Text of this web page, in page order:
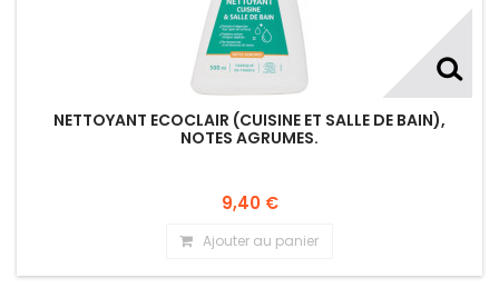
NETTOYANT ECOCLAIR (CUISINE ET SALLE DE BAIN),
NOTES AGRUMES.
9,40 €
Ajouter au panier